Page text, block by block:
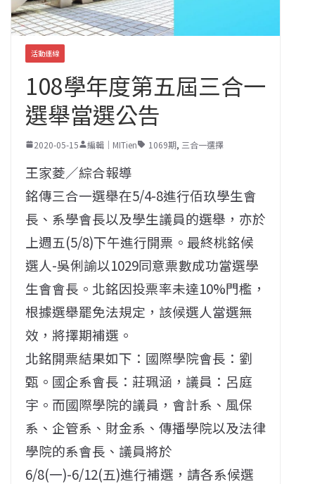
活動連線
108學年度第五屆三合一
選舉當選公告
2020-05-15 編輯｜MITien 1069期, 三合一選擇
王家菱／綜合報導
銘傳三合一選舉在5/4-8進行佰玖學生會
長、系學會長以及學生議員的選舉，亦於
上週五(5/8)下午進行開票。最終桃銘候
選人-吳俐諭以1029同意票數成功當選學
生會會長。北銘因投票率未達10%門檻，
根據選舉罷免法規定，該候選人當選無
效，將擇期補選。
北銘開票結果如下：國際學院會長：劉
甄。國企系會長：莊珮涵，議員：呂庭
宇。而國際學院的議員，會計系、風保
系、企管系、財金系、傳播學院以及法律
學院的系會長、議員將於
6/8(一)-6/12(五)進行補選，請各系候選